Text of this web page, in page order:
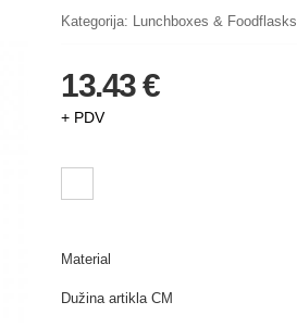
Kategorija: Lunchboxes & Foodflasks
13.43 €
+ PDV
Material
Dužina artikla CM